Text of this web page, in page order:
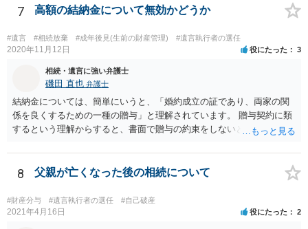
針を取るか決められたらよいと思います。
7 高額の結納金について無効かどうか
#遺言 #相続放棄 #成年後見(生前の財産管理) #遺言執行者の選任
2020年11月12日 役にたった 3
相続・遺言に強い弁護士
磯田 直也 弁護士
結納金については、簡単にいうと、「婚約成立の証であり、両家の関
係を良くするための一種の贈与」と理解されています。 贈与契約に類
するという理解からすると、書面で贈与の約束をしないと相手方は支
ことは困難です。 くれぐれも今後お気をつけください。 弁護士に対応
を依頼されるのも悪くはありませんが、感情的な理由が強いと思いま
8 父親が亡くなった後の相続について
#財産分与 #遺言執行者の選任 #自己破産
2021年4月16日 役にたった 2